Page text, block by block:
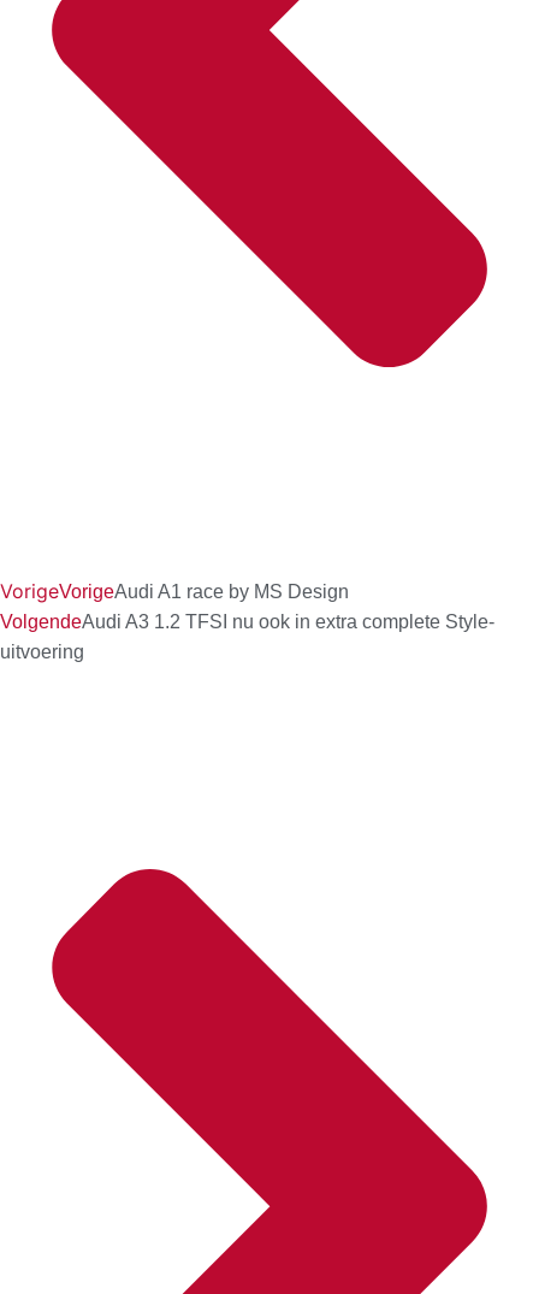
VorigeVorigeAudi A1 race by MS Design
VolgendeAudi A3 1.2 TFSI nu ook in extra complete Style-
uitvoering